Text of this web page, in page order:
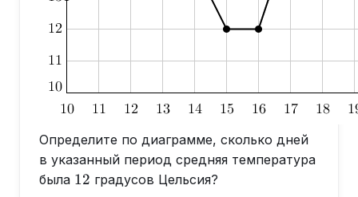
Определите по диаграмме, сколько дней
в указанный период средняя температура
была 12
12 градусов Цельсия?